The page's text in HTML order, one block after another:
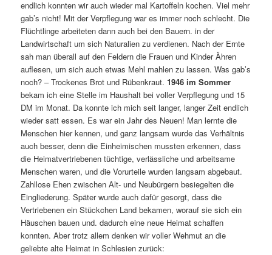
endlich konnten wir auch wieder mal Kartoffeln kochen. Viel mehr
gab’s nicht! Mit der Verpflegung war es immer noch schlecht. Die
Flüchtlinge arbeiteten dann auch bei den Bauern. in der
Landwirtschaft um sich Naturalien zu verdienen. Nach der Ernte
sah man überall auf den Feldern die Frauen und Kinder Ähren
auflesen, um sich auch etwas Mehl mahlen zu lassen. Was gab’s
noch? – Trockenes Brot und Rübenkraut.1946 im Sommer
bekam ich eine Stelle im Haus­halt bei voller Verpflegung und 15
DM im Monat. Da konnte ich mich seit langer, langer Zeit endlich
wieder satt essen. Es war ein Jahr des Neuen! Man lernte die
Menschen hier kennen, und ganz langsam wurde das Verhältnis
auch besser, denn die Einheimischen mussten erkennen, dass
die Heimatvertriebenen tüchtige, verlässliche und arbeitsame
Menschen waren, und die Vorurteile wurden langsam abgebaut.
Zahllose Ehen zwischen Alt- und Neubürgern besiegelten die
Eingliederung. Später wurde auch dafür gesorgt, dass die
Vertriebenen ein Stückchen Land bekamen, worauf sie sich ein
Häuschen bauen und. dadurch eine neue Heimat schaffen
konnten. Aber trotz allem denken wir voller Wehmut an die
geliebte alte Heimat in Schlesien zurück: